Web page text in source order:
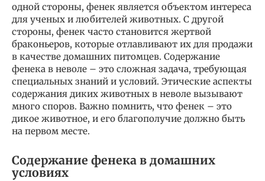
одной стороны, фенек является объектом интереса
для ученых и любителей животных. С другой
стороны, фенек часто становится жертвой
браконьеров, которые отлавливают их для продажи
в качестве домашних питомцев. Содержание
фенека в неволе – это сложная задача, требующая
специальных знаний и условий. Этические аспекты
содержания диких животных в неволе вызывают
много споров. Важно помнить, что фенек – это
дикое животное, и его благополучие должно быть
на первом месте.
Содержание фенека в домашних
условиях